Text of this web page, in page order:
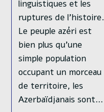
linguistiques et les
ruptures de l’histoire.
Le peuple azéri est
bien plus qu’une
simple population
occupant un morceau
de territoire, les
Azerbaïdjanais sont…